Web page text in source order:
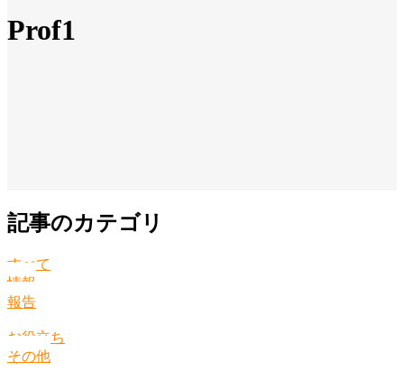
Prof1
記事のカテゴリ
すべて
情報
報告
お役立ち
その他